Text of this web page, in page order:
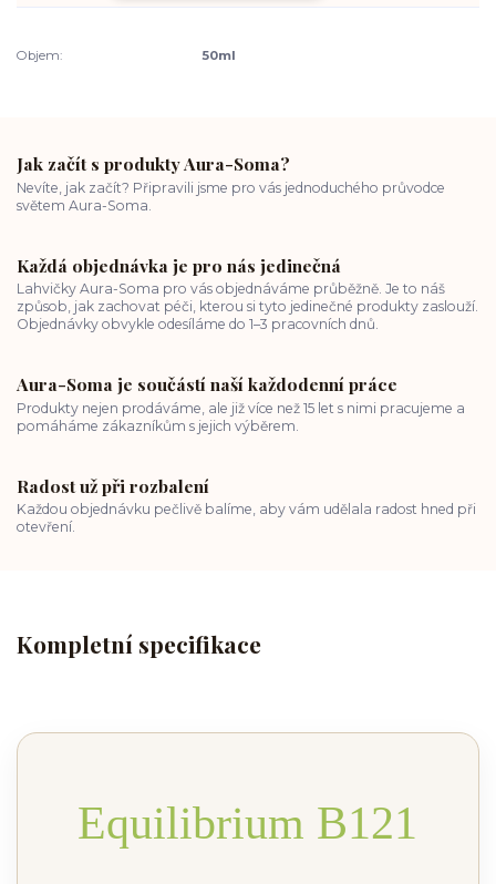
Objem: 50ml
Jak začít s produkty Aura-Soma?
Nevíte, jak začít? Připravili jsme pro vás jednoduchého průvodce
světem Aura-Soma.
Každá objednávka je pro nás jedinečná
Lahvičky Aura-Soma pro vás objednáváme průběžně. Je to náš
způsob, jak zachovat péči, kterou si tyto jedinečné produkty zaslouží.
Objednávky obvykle odesíláme do 1–3 pracovních dnů.
Aura-Soma je součástí naší každodenní práce
Produkty nejen prodáváme, ale již více než 15 let s nimi pracujeme a
pomáháme zákazníkům s jejich výběrem.
Radost už při rozbalení
Každou objednávku pečlivě balíme, aby vám udělala radost hned při
otevření.
Kompletní specifikace
Equilibrium B121